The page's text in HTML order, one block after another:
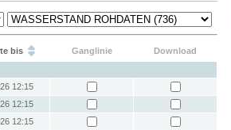
bis Ganglinie
Download
12:15
12:15
12:15